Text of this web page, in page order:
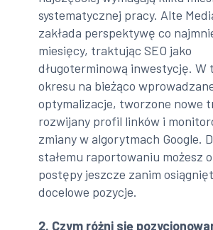
systematycznej pracy. Alte
zakłada perspektywę co
miesięcy, traktując SEO jako
długoterminową inwestycję. W
okresu na bieżąco
optymalizacje, tworzone nowe
rozwijany profil linków i
zmiany w algorytmach Google.
stałemu raportowaniu możesz
postępy jeszcze zanim
docelowe pozycje.
2. Czym różni się